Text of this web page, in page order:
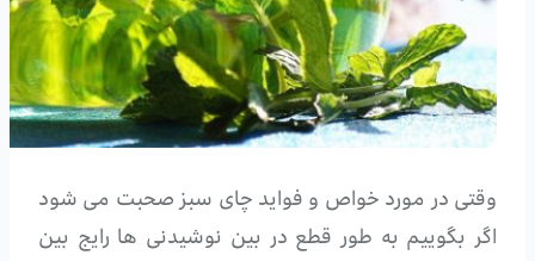
وقتی در مورد خواص و فواید چای سبز صحبت می شود
اگر بگوییم به طور قطع در بین نوشیدنی ها رایج بین